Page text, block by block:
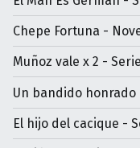
Chepe Fortuna -
Muñoz vale x 2 -
Un bandido honrado
El hijo del cacique -